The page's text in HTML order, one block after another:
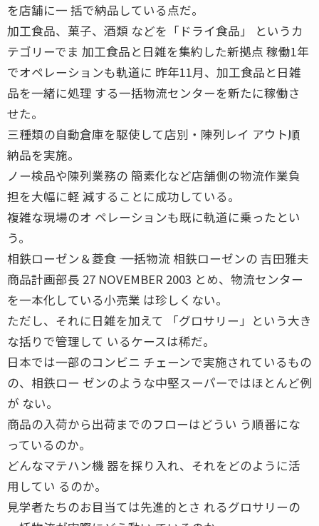
を店舗に一 括で納品している点だ。
加工食品、菓子、酒類 などを「ドライ食品」 というカ
テゴリーでま 加工食品と日雑を集約した新拠点 稼働1年
でオペレーションも軌道に 昨年11月、加工食品と日雑
品を一緒に処理 する一括物流センターを新たに稼働さ
せた。
三種類の自動倉庫を駆使して店別・陳列レイ アウト順
納品を実施。
ノー検品や陳列業務の 簡素化など店舗側の物流作業負
担を大幅に軽 減することに成功している。
複雑な現場のオ ペレーションも既に軌道に乗ったとい
う。
相鉄ローゼン＆菱食 ―― 一括物流 相鉄ローゼンの 吉田雅夫
商品計画部長 27 NOVEMBER 2003 とめ、物流センター
を一本化している小売業 は珍しくない。
ただし、それに日雑を加えて 「グロサリー」という大き
な括りで管理して いるケースは稀だ。
日本では一部のコンビニ チェーンで実施されているもの
の、相鉄ロー ゼンのような中堅スーパーではほとんど例
が ない。
商品の入荷から出荷までのフローはどうい う順番にな
っているのか。
どんなマテハン機 器を採り入れ、それをどのように活
用してい るのか。
見学者たちのお目当ては先進的とさ れるグロサリーの